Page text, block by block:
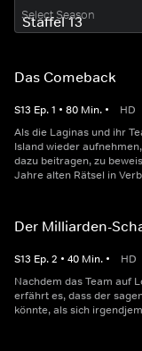
Select Season
Das Comeback
S13 Ep.1 • 80 Min. • HD
Als die Laginas und ihr
Island wieder
dazu beitragen, zu
Jahre alten Rätsel in
Der Milliarden-
S13 Ep.2 • 40 Min. • HD
Nachdem das Team auf
erfährt es, dass der
könnte, als sich